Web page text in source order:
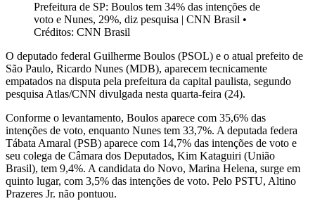
Prefeitura de SP: Boulos tem 34% das intenções de
voto e Nunes, 29%, diz pesquisa | CNN Brasil •
Créditos: CNN Brasil
O deputado federal Guilherme Boulos (PSOL) e o atual prefeito de
São Paulo, Ricardo Nunes (MDB), aparecem tecnicamente
empatados na disputa pela prefeitura da capital paulista, segundo
pesquisa Atlas/CNN divulgada nesta quarta-feira (24).
Conforme o levantamento, Boulos aparece com 35,6% das
intenções de voto, enquanto Nunes tem 33,7%. A deputada federa
Tábata Amaral (PSB) aparece com 14,7% das intenções de voto e
seu colega de Câmara dos Deputados, Kim Kataguiri (União
Brasil), tem 9,4%. A candidata do Novo, Marina Helena, surge em
quinto lugar, com 3,5% das intenções de voto. Pelo PSTU, Altino
Prazeres Jr. não pontuou.